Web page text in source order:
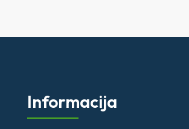
Informacija